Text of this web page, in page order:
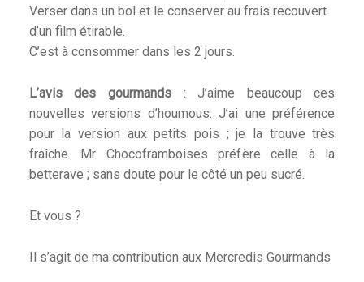
Verser dans un bol et le conserver au frais recouvert
d’un film étirable.
C’est à consommer dans les 2 jours.
L’avis des gourmands: J’aime beaucoup ces
nouvelles versions d’houmous. J’ai une préférence
pour la version aux petits pois ; je la trouve très
fraîche. Mr Chocoframboises préfère celle à la
betterave ; sans doute pour le côté un peu sucré.
Et vous ?
Il s’agit de ma contribution aux Mercredis Gourmands